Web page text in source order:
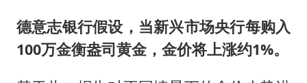
德意志银行假设，当新兴市场央行每购入
100万金衡盎司黄金，金价将上涨约1%。